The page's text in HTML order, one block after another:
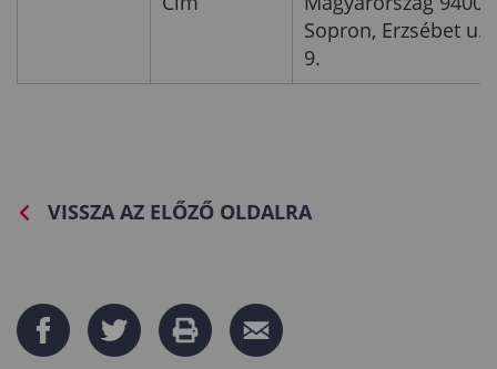
Sopron, Erzsébet u.
9.
VISSZA AZ ELŐZŐ OLDALRA